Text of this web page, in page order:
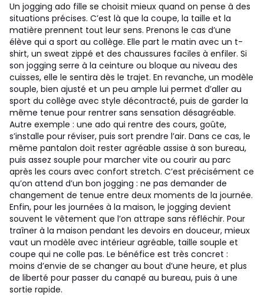
Un jogging ado fille se choisit mieux quand on pense à des
situations précises. C’est là que la coupe, la taille et la
matière prennent tout leur sens. Prenons le cas d’une
élève qui a sport au collège. Elle part le matin avec un t-
shirt, un sweat zippé et des chaussures faciles à enfiler. Si
son jogging serre à la ceinture ou bloque au niveau des
cuisses, elle le sentira dès le trajet. En revanche, un modèle
souple, bien ajusté et un peu ample lui permet d’aller au
sport du collège avec style décontracté, puis de garder la
même tenue pour rentrer sans sensation désagréable.
Autre exemple : une ado qui rentre des cours, goûte,
s’installe pour réviser, puis sort prendre l’air. Dans ce cas, le
même pantalon doit rester agréable assise à son bureau,
puis assez souple pour marcher vite ou courir au parc
après les cours avec confort stretch. C’est précisément ce
qu’on attend d’un bon jogging : ne pas demander de
changement de tenue entre deux moments de la journée.
Enfin, pour les journées à la maison, le jogging devient
souvent le vêtement que l’on attrape sans réfléchir. Pour
traîner à la maison pendant les devoirs en douceur, mieux
vaut un modèle avec intérieur agréable, taille souple et
coupe qui ne colle pas. Le bénéfice est très concret :
moins d’envie de se changer au bout d’une heure, et plus
de liberté pour passer du canapé au bureau, puis à une
sortie rapide.